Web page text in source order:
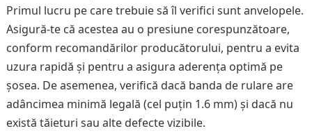
Primul lucru pe care trebuie să îl verifici sunt anvelopele.
Asigură-te că acestea au o presiune corespunzătoare,
conform recomandărilor producătorului, pentru a evita
uzura rapidă și pentru a asigura aderența optimă pe
șosea. De asemenea, verifică dacă banda de rulare are
adâncimea minimă legală (cel puțin 1.6 mm) și dacă nu
există tăieturi sau alte defecte vizibile.